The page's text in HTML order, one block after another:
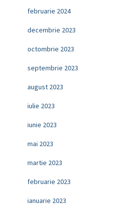
februarie 2024
decembrie 2023
octombrie 2023
septembrie 2023
august 2023
iulie 2023
iunie 2023
mai 2023
martie 2023
februarie 2023
ianuarie 2023